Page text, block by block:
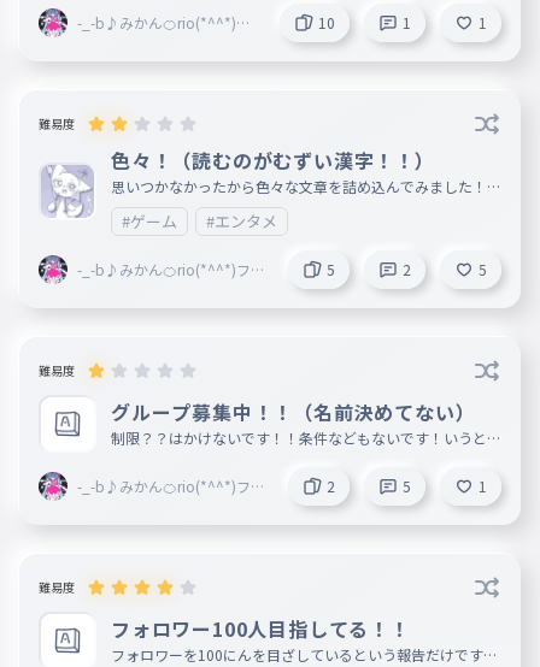
-_-b♪みかん🍊rio(*^^*)フ
10 1 1
難易度
色々！（読むのがむずい漢字！！）
思いつかなかったから色々な文章を詰め込んでみました！！
長い文章が多めです！！
#ゲーム #エンタメ
-_-b♪みかん🍊rio(*^^*)フォ
5 2 5
難易度
グループ募集中！！（名前決めてない）
制限？？はかけないです！！条件などもないです！いうとす
えてくれ！ 名前はまだ決めてない！！なんか名前思いつい
たらつけます
-_-b♪みかん🍊rio(*^^*)フォ
2 5 1
難易度
フォロワー100人目指してる！！
フォロワーを100にんを目ざしているという報告だけです！